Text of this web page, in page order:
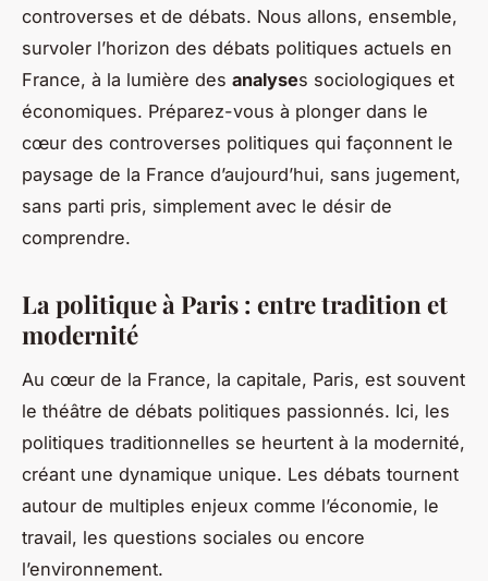
controverses et de débats. Nous allons, ensemble,
survoler l’horizon des débats politiques actuels en
France, à la lumière des analyses sociologiques et
économiques. Préparez-vous à plonger dans le
cœur des controverses politiques qui façonnent le
paysage de la France d’aujourd’hui, sans jugement,
sans parti pris, simplement avec le désir de
comprendre.
La politique à Paris : entre tradition et
modernité
Au cœur de la France, la capitale, Paris, est souvent
le théâtre de débats politiques passionnés. Ici, les
politiques traditionnelles se heurtent à la modernité,
créant une dynamique unique. Les débats tournent
autour de multiples enjeux comme l’économie, le
travail, les questions sociales ou encore
l’environnement.